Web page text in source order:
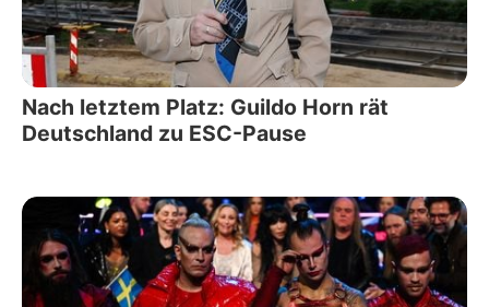
Nach letztem Platz: Guildo Horn rät
Deutschland zu ESC-Pause